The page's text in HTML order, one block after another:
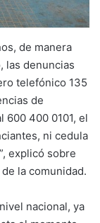
de manera
las denuncias
telefónico 135
de
600 400 0101, el
ni cedula
explicó sobre
la comunidad.
nacional, ya